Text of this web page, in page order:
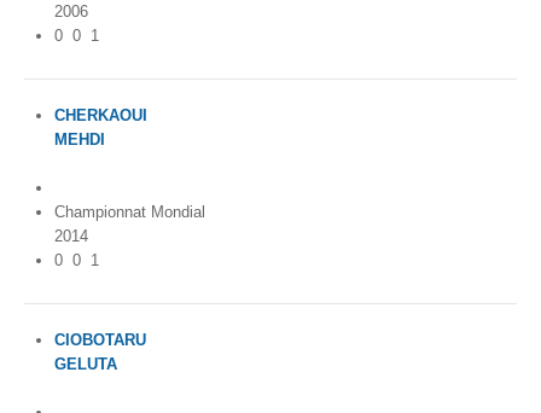
2006
0 0 1
CHERKAOUI
MEHDI
Championnat Mondial
2014
0 0 1
CIOBOTARU
GELUTA